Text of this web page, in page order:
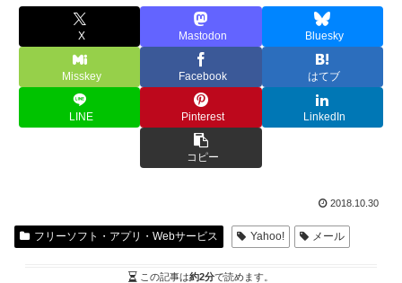
X Mastodon Bluesky
Misskey Facebook はてブ
LINE Pinterest LinkedIn
コピー
2018.10.30
フリーソフト・アプリ・Webサービス Yahoo! メール
この記事は約2分で読めます。